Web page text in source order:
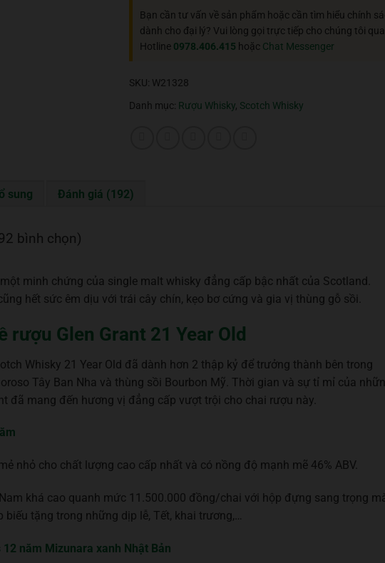
Bạn cần tư vấn về sản phẩm hoặc cần tìm hiểu chính
dành cho đại lý? Vui lòng gọi trực tiếp cho chúng tôi qua
Hotline 0978.406.415 hoặc Chat Messenger
SKU: W21328
Danh mục: Rượu Whisky, Scotch Whisky
sung Đánh giá (192)
bình chọn)
minh chứng của single malt whisky đẳng cấp bậc nhất của Scotland.
hết sức êm dịu với trái cây chín, kẹo bơ cứng và gia vị thùng gỗ sồi.
rượu Glen Grant 21 Year Old
Whisky 21 Year Old đã dành hơn 2 thập kỷ để trưởng thành bên trong
Tây Ban Nha và thùng sồi Bourbon Mỹ. Thời gian và sự tỉ mỉ của
đã mang đến hương vị đẳng cấp vượt trội cho chai rượu này.
nhỏ cho chất lượng cao cấp nhất và có nồng độ mạnh mẽ 46% ABV.
khá cao quanh mức 11.500.000 đồng/chai với hộp đựng sang trọng
tặng trong những dịp lễ, Tết, khai trương,…
12 năm Mizunara xanh Nhật Bản